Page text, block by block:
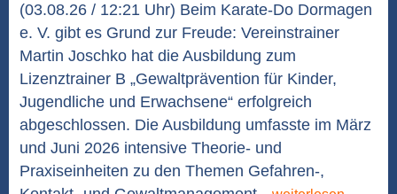
(03.08.26 / 12:21 Uhr) Beim Karate-Do Dormagen
e. V. gibt es Grund zur Freude: Vereinstrainer
Martin Joschko hat die Ausbildung zum
Lizenztrainer B „Gewaltprävention für Kinder,
Jugendliche und Erwachsene“ erfolgreich
abgeschlossen. Die Ausbildung umfasste im März
und Juni 2026 intensive Theorie- und
Praxiseinheiten zu den Themen Gefahren-,